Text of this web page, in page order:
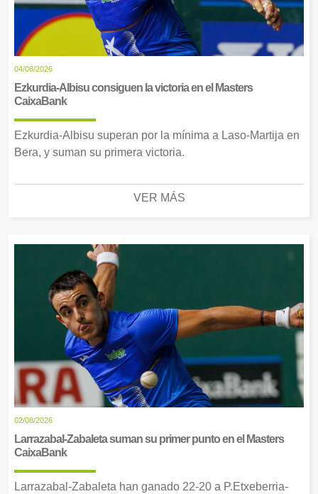
04/08/2026
Ezkurdia-Albisu consiguen la victoria en el Masters
CaixaBank
Ezkurdia-Albisu superan por la mínima a Laso-Martija en
Bera, y suman su primera victoria.
VER MÁS
02/08/2026
Larrazabal-Zabaleta suman su primer punto en el Masters
CaixaBank
Larrazabal-Zabaleta han ganado 22-20 a P.Etxeberria-